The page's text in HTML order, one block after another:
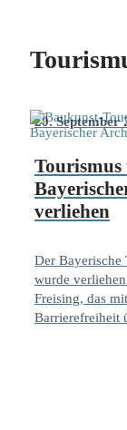
20. September
verliehen
Der Bayerische
wurde
Freising, das
Barrierefreiheit